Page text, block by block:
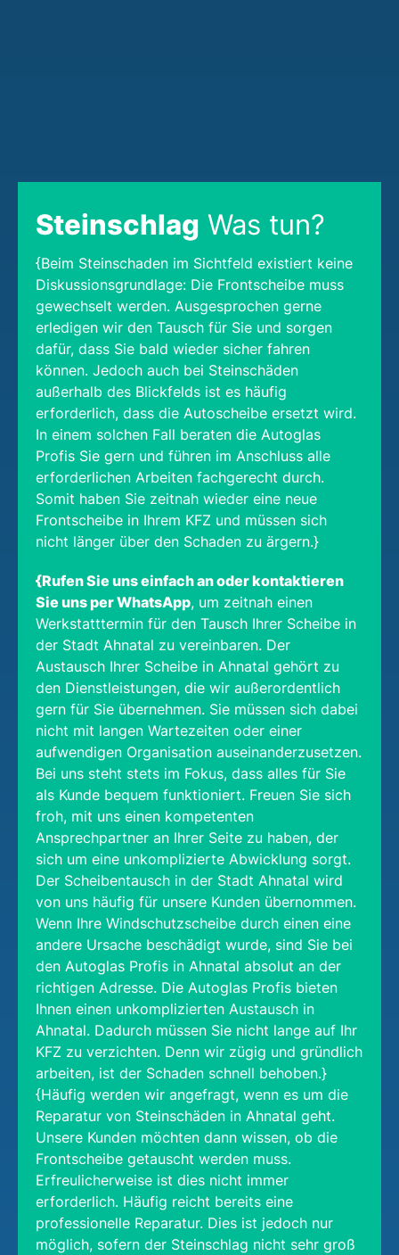
Steinschlag Was tun?
{Beim Steinschaden im Sichtfeld existiert keine
Diskussionsgrundlage: Die Frontscheibe muss
gewechselt werden. Ausgesprochen gerne
erledigen wir den Tausch für Sie und sorgen
dafür, dass Sie bald wieder sicher fahren
können. Jedoch auch bei Steinschäden
außerhalb des Blickfelds ist es häufig
erforderlich, dass die Autoscheibe ersetzt wird.
In einem solchen Fall beraten die Autoglas
Profis Sie gern und führen im Anschluss alle
erforderlichen Arbeiten fachgerecht durch.
Somit haben Sie zeitnah wieder eine neue
Frontscheibe in Ihrem KFZ und müssen sich
nicht länger über den Schaden zu ärgern.}
{Rufen Sie uns einfach an oder kontaktieren
Sie uns per WhatsApp, um zeitnah einen
Werkstatttermin für den Tausch Ihrer Scheibe in
der Stadt Ahnatal zu vereinbaren. Der
Austausch Ihrer Scheibe in Ahnatal gehört zu
den Dienstleistungen, die wir außerordentlich
gern für Sie übernehmen. Sie müssen sich dabei
nicht mit langen Wartezeiten oder einer
aufwendigen Organisation auseinanderzusetzen.
Bei uns steht stets im Fokus, dass alles für Sie
als Kunde bequem funktioniert. Freuen Sie sich
froh, mit uns einen kompetenten
Ansprechpartner an Ihrer Seite zu haben, der
sich um eine unkomplizierte Abwicklung sorgt.
Der Scheibentausch in der Stadt Ahnatal wird
von uns häufig für unsere Kunden übernommen.
Wenn Ihre Windschutzscheibe durch einen eine
andere Ursache beschädigt wurde, sind Sie bei
den Autoglas Profis in Ahnatal absolut an der
richtigen Adresse. Die Autoglas Profis bieten
Ihnen einen unkomplizierten Austausch in
Ahnatal. Dadurch müssen Sie nicht lange auf Ihr
KFZ zu verzichten. Denn wir zügig und gründlich
arbeiten, ist der Schaden schnell behoben.}
{Häufig werden wir angefragt, wenn es um die
Reparatur von Steinschäden in Ahnatal geht.
Unsere Kunden möchten dann wissen, ob die
Frontscheibe getauscht werden muss.
Erfreulicherweise ist dies nicht immer
erforderlich. Häufig reicht bereits eine
professionelle Reparatur. Dies ist jedoch nur
möglich, sofern der Steinschlag nicht sehr groß